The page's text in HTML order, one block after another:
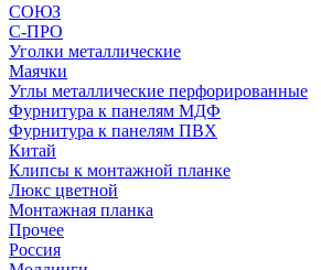
СОЮЗ
С-ПРО
Уголки металлические
Маячки
Углы металлические перфорированные
Фурнитура к панелям МДФ
Фурнитура к панелям ПВХ
Китай
Клипсы к монтажной планке
Люкс цветной
Монтажная планка
Прочее
Россия